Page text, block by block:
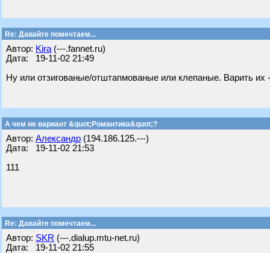
Re: Давайте помечтаем...
Автор: Kira (---.fannet.ru)
Дата: 19-11-02 21:49
Ну или отзигованые/отштапмованые или клепаные. Варить
А чем не вариант &quot;Романтика&quot;?
Автор: Александр (194.186.125.---)
Дата: 19-11-02 21:53
111
Re: Давайте помечтаем...
Автор: SKR (---.dialup.mtu-net.ru)
Дата: 19-11-02 21:55